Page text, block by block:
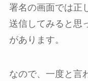
署名の画面では正
送信してみると思
があります。
なので、一度と言